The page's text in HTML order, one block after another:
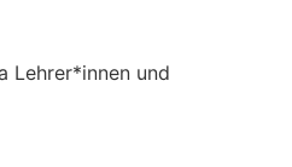
Lehrer*innen und